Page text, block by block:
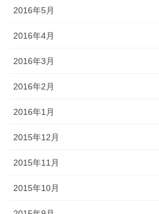
2016年5月
2016年4月
2016年3月
2016年2月
2016年1月
2015年12月
2015年11月
2015年10月